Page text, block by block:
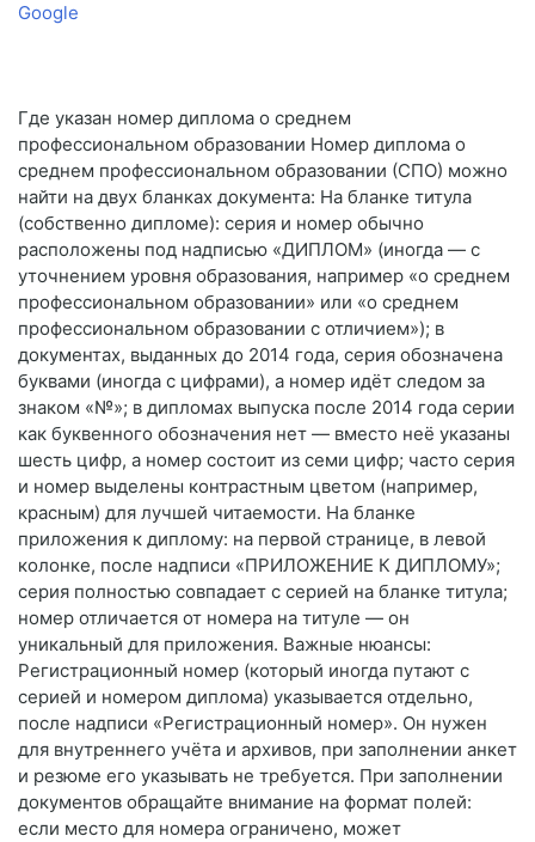
Google
Где указан номер диплома о среднем
профессиональном образовании Номер диплома о
среднем профессиональном образовании (СПО) можно
найти на двух бланках документа: На бланке титула
(собственно дипломе): серия и номер обычно
расположены под надписью «ДИПЛОМ» (иногда — с
уточнением уровня образования, например «о среднем
профессиональном образовании» или «о среднем
профессиональном образовании с отличием»); в
документах, выданных до 2014 года, серия обозначена
буквами (иногда с цифрами), а номер идёт следом за
знаком «№»; в дипломах выпуска после 2014 года серии
как буквенного обозначения нет — вместо неё указаны
шесть цифр, а номер состоит из семи цифр; часто серия
и номер выделены контрастным цветом (например,
красным) для лучшей читаемости. На бланке
приложения к диплому: на первой странице, в левой
колонке, после надписи «ПРИЛОЖЕНИЕ К ДИПЛОМУ»;
серия полностью совпадает с серией на бланке титула;
номер отличается от номера на титуле — он
уникальный для приложения. Важные нюансы:
Регистрационный номер (который иногда путают с
серией и номером диплома) указывается отдельно,
после надписи «Регистрационный номер». Он нужен
для внутреннего учёта и архивов, при заполнении анкет
и резюме его указывать не требуется. При заполнении
документов обращайте внимание на формат полей:
если место для номера ограничено, может